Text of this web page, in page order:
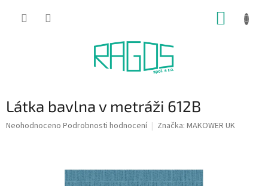
Látka bavlna v metráži 612B
Průměrné
Neohodnoceno Podrobnosti hodnocení Značka: MAKOWER UK